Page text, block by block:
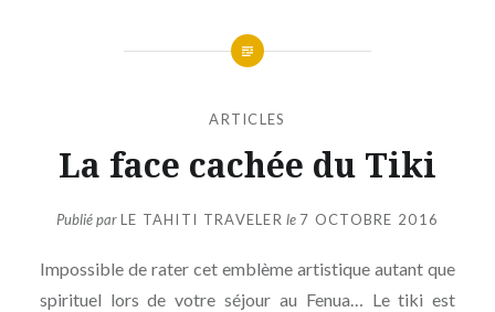
ARTICLES
La face cachée du Tiki
Publié parLE TAHITI TRAVELER le 7 OCTOBRE 2016
Impossible de rater cet emblème artistique autant que
spirituel lors de votre séjour au Fenua… Le tiki est